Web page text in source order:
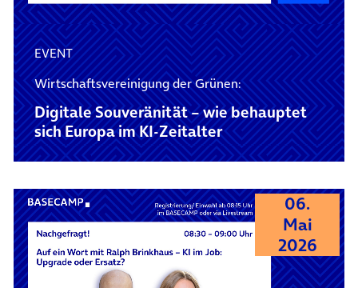
EVENT
Wirtschaftsvereinigung der Grünen:
Digitale Souveränität – wie behauptet
sich Europa im KI-Zeitalter
06.
Mai
2026